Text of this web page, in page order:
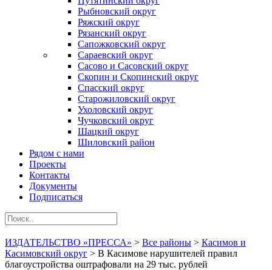
Рыбновский округ
Ряжский округ
Рязанский округ
Сапожковский округ
Сараевский округ
Сасово и Сасовский округ
Скопин и Скопинский округ
Спасский округ
Старожиловский округ
Ухоловский округ
Чучковский округ
Шацкий округ
Шиловский район
Рядом с нами
Проекты
Контакты
Документы
Подписаться
ИЗДАТЕЛЬСТВО «ПРЕССА» > Все районы > Касимов и
Касимовский округ > В Касимове нарушителей правил
благоустройства оштрафовали на 29 тыс. рублей